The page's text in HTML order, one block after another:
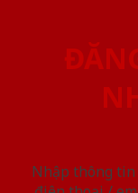
Nhập thông